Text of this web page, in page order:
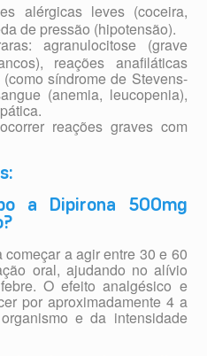
alérgicas leves (coceira,
de pressão (hipotensão).
agranulocitose (grave
reações anafiláticas
síndrome de Stevens-
(anemia, leucopenia),
reações graves com
a Dipirona 500mg
a agir entre 30 e 60
oral, ajudando no alívio
O efeito analgésico e
por aproximadamente 4 a
e da intensidade